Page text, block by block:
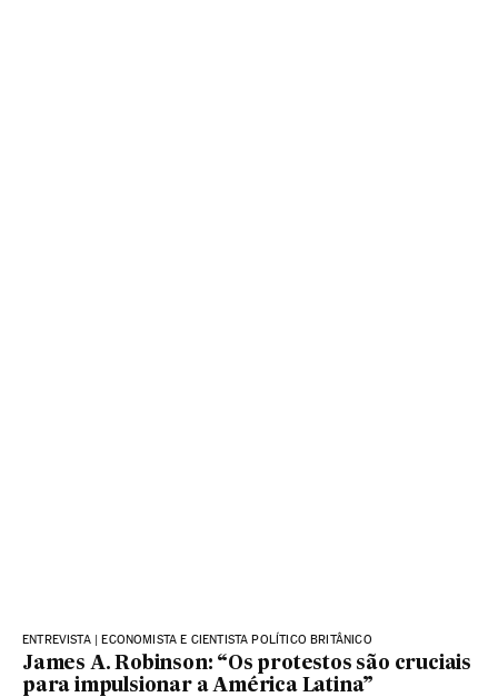
ENTREVISTA | ECONOMISTA E CIENTISTA POLÍTICO BRITÂNICO
James A. Robinson: “Os protestos são cruciais
para impulsionar a América Latina”